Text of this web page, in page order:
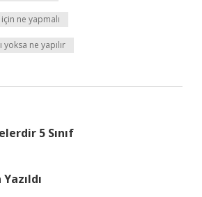
ne yapmalı
ne yapılır
5 Sınıf